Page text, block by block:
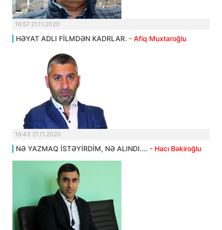
16:57 21.11.2020
HƏYAT ADLI FİLMDƏN KADRLAR. - Afiq Muxtaroğlu
16:43 21.11.2020
NƏ YAZMAQ İSTƏYİRDİM, NƏ ALINDI.... - Hacı Bəkiroğlu